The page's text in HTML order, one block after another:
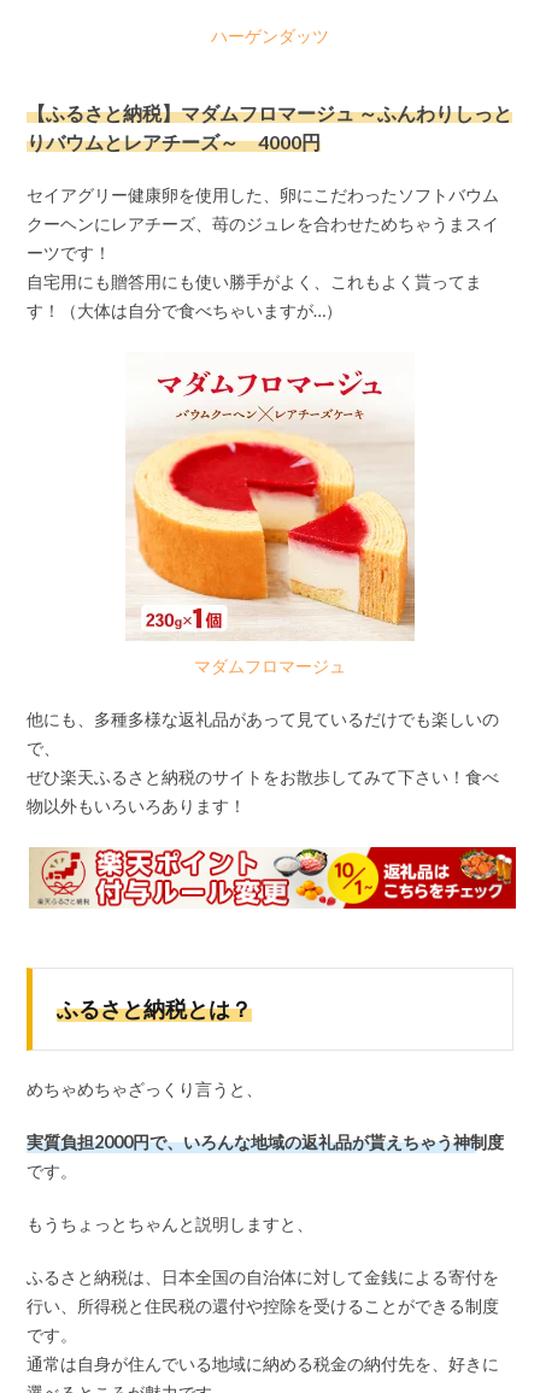
ハーゲンダッツ
【ふるさと納税】マダムフロマージュ ～ふんわりしっと
りバウムとレアチーズ～ 4000円
セイアグリー健康卵を使用した、卵にこだわったソフトバウム
クーヘンにレアチーズ、苺のジュレを合わせためちゃうまスイ
ーツです！
自宅用にも贈答用にも使い勝手がよく、これもよく貰ってま
す！（大体は自分で食べちゃいますが…）
マダムフロマージュ
他にも、多種多様な返礼品があって見ているだけでも楽しいの
で、
ぜひ楽天ふるさと納税のサイトをお散歩してみて下さい！食べ
物以外もいろいろあります！
ふるさと納税とは？
めちゃめちゃざっくり言うと、
実質負担2000円で、いろんな地域の返礼品が貰えちゃう神制度
です。
もうちょっとちゃんと説明しますと、
ふるさと納税は、日本全国の自治体に対して金銭による寄付を
行い、所得税と住民税の還付や控除を受けることができる制度
です。
通常は自身が住んでいる地域に納める税金の納付先を、好きに